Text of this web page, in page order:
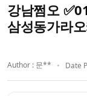
강남쩜오
삼성동가라
Author : 문** Date